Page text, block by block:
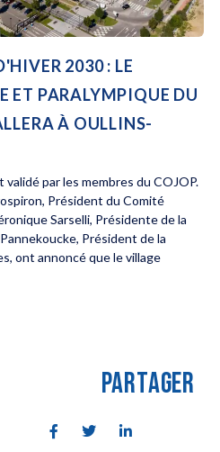
2030 : LE
ET PARALYMPIQUE DU
À OULLINS-
par les membres du COJOP.
Président du Comité
Sarselli, Présidente de la
Président de la
ont annoncé que le village
PARTAGER